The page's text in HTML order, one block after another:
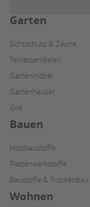
Garten
Sichtschutz & Zäune
Terrassendielen
Gartenmöbel
Gartenhäuser
Grill
Bauen
Holzbaustoffe
Plattenwerkstoffe
Baustoffe & Trockenbau
Wohnen